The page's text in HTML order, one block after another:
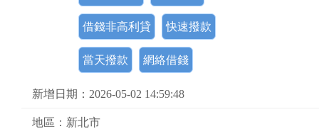
借錢非高利貸 快速撥款
當天撥款 網絡借錢
新增日期：2026-05-02 14:59:48
地區：新北市